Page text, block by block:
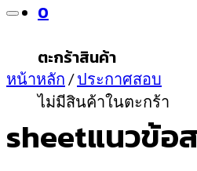
0
ตะกร้าสินค้า
ไม่มีสินค้าในตะกร้า
หน้าหลัก / ประกาศสอบ
sheetแนวข้อ